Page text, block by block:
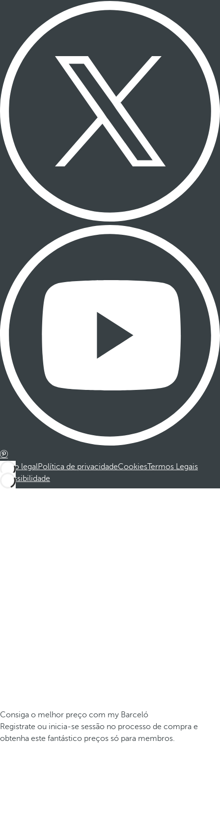
Aviso legalPolítica de privacidadeCookiesTermos Legais
Acessibilidade
Consiga o melhor preço com my Barceló
Registrate ou inicia-se sessão no processo de compra e
obtenha este fantástico preços só para membros.